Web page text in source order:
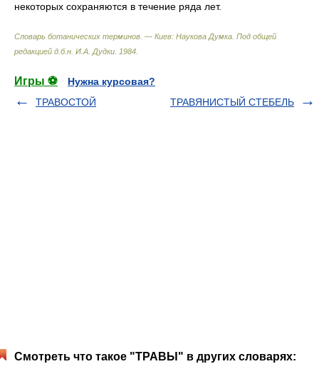
некоторых сохраняются в течение ряда лет.
Словарь ботанических терминов. — Киев: Наукова Думка Под общей
редакцией д.б.н. И.А. Дудки 1984
Игры ⚽
Нужна курсовая?
ТРАВОСТОЙ
ТРАВЯНИСТЫЙ СТЕБЕЛЬ
Смотреть что такое "ТРАВЫ" в других словарях: